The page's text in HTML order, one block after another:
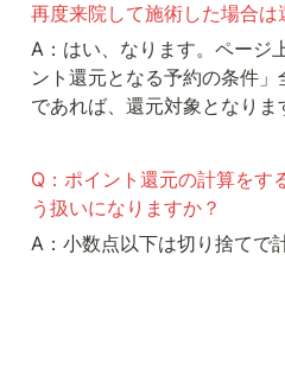
再度来院して施術した場合は
A：はい、なります。ページ
ント還元となる予約の条件
であれば、還元対象となりま
Q：ポイント還元の計算をす
う扱いになりますか？
A：小数点以下は切り捨てで